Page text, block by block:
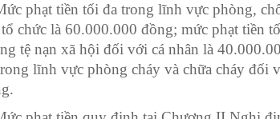
phạt tiền tối đa trong lĩnh vực phòng,
chức là 60.000.000 đồng; mức phạt tiền
tệ nạn xã hội đối với cá nhân là
lĩnh vực phòng cháy và chữa cháy